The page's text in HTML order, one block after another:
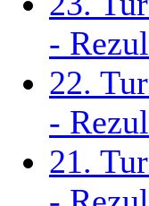
-
22.
-
21.